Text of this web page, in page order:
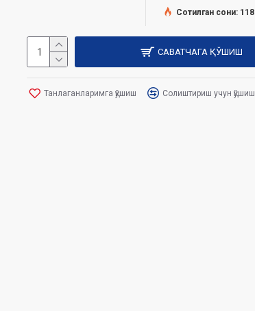
Сотилган сони: 118
САВАТЧАГА ҚЎШИШ
Танлаганларимга қўшиш Солиштириш учун қўшиш